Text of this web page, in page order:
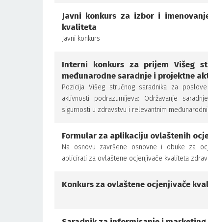
Javni konkurs za izbor i
kvaliteta
Javni konkurs
Interni konkurs za prijem Višeg
međunarodne saradnje i projektne
Pozicija Višeg stručnog saradnika za
aktivnosti podrazumijeva: Održavanje
sigurnosti u zdravstvu i relevantnim
Formular za aplikaciju ovlaštenih
Na osnovu završene osnovne i obuke za
aplicirati za ovlaštene ocjenjivače kvaliteta
Konkurs za ovlaštene ocjenjivače